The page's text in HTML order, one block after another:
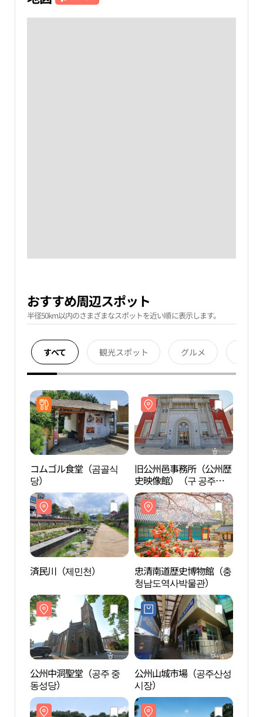
おすすめ周辺スポット
半径50km以内のさまざまなスポットを近い順に表示します。
すべて 観光スポット グルメ
コムゴル食堂（곰골식
당）
旧公州邑事務所（公州歴
史映像館）（구 공주읍
사무소（공주역사영상
관））
済民川（제민천）
忠清南道歴史博物館（충
청남도역사박물관）
公州中洞聖堂（공주 중
동성당）
公州山城市場（공주산성
시장）